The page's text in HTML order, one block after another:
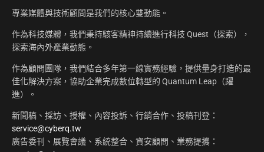
專業媒體與技術顧問是我們的核心雙動能。
作為科技媒體，我們秉持駭客精神持續進行科技 Quest（探索），
探索海內外產業動態。
作為顧問團隊，我們結合多年第一線實務經驗，提供量身打造的最
佳化解決方案，協助企業完成數位轉型的 Quantum Leap（躍
進）。
新聞稿、採訪、授權、內容投訴、行銷合作、投稿刊登：
service@cyberq.tw
廣告委刊、展覽會議、系統整合、資安顧問、業務提攜：